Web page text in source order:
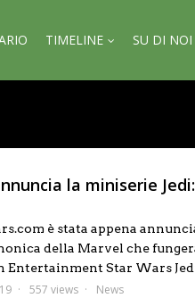
TIMELINE SU DI NOI
la miniserie
è stata appena
della Marvel che
Entertainment Star Wars
557 views News